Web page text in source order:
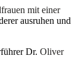
mit einer
ausruhen und
Dr.Oliver